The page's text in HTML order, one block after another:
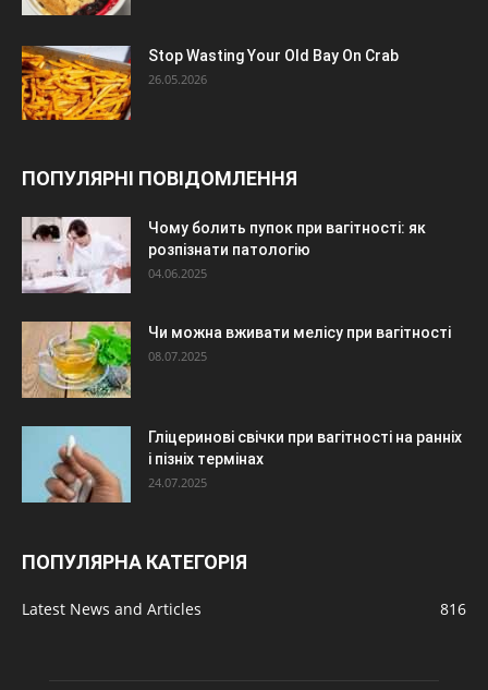
Stop Wasting Your Old Bay On Crab
26.05.2026
ПОПУЛЯРНІ ПОВІДОМЛЕННЯ
Чому болить пупок при вагітності: як
розпізнати патологію
04.06.2025
Чи можна вживати мелісу при вагітності
08.07.2025
Гліцеринові свічки при вагітності на ранніх
і пізніх термінах
24.07.2025
ПОПУЛЯРНА КАТЕГОРІЯ
Latest News and Articles 816